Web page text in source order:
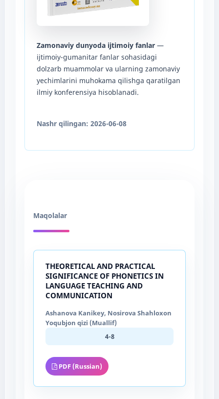
Zamonaviy dunyoda ijtimoiy fanlar—
ijtimoiy-gumanitar fanlar sohasidagi
dolzarb muammolar va ularning zamonaviy
yechimlarini muhokama qilishga qaratilgan
ilmiy konferensiya hisoblanadi.
Nashr qilingan: 2026-06-08
Maqolalar
THEORETICAL AND PRACTICAL
SIGNIFICANCE OF PHONETICS IN
LANGUAGE TEACHING AND
COMMUNICATION
Ashanova Kanikey, Nosirova Shahloxon
Yoqubjon qizi (Muallif)
4-8
PDF (Russian)